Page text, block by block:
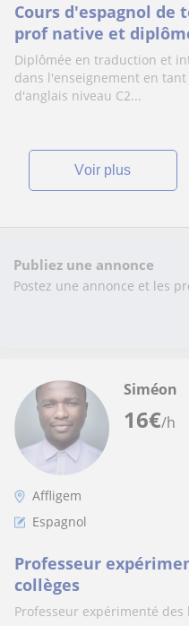
Cours d'espagnol de
prof native et
Diplômée en traduction et
dans l'enseignement en
d'anglais niveau C2...
voir plus
Publiez une annonce
Postez une annonce et les
16€/h
Siméon
Affligem
Espagnol
Professeur
collèges
Professeur expérimenté des